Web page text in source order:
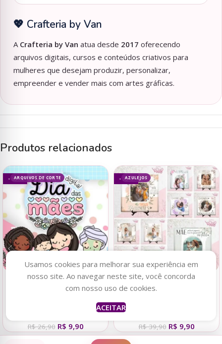
💖 Crafteria by Van
A Crafteria by Van atua desde 2017 oferecendo
arquivos digitais, cursos e conteúdos criativos para
mulheres que desejam produzir, personalizar,
empreender e vender mais com artes gráficas.
Produtos relacionados
ARQUIVOS DE CORTE
- 63%
Adicionar ao carrinho
Kit Digital + Mimos – Dia das
R$26,90 R$ 9,90
AZULEJOS
- 75%
Adicionar ao carrinho
Estampas Azulejos Fotos-
R$39,90 R$ 9,90
Usamos cookies para melhorar sua experiência em
nosso site. Ao navegar neste site, você concorda
com nosso uso de cookies.
ACEITAR